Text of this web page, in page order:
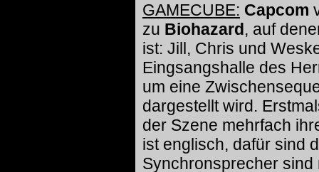
GAMECUBE: Capcom
zu Biohazard, auf
ist: Jill, Chris und
Eingsangshalle des
um eine
dargestellt wird.
der Szene mehrfach
ist englisch, dafür sind
Synchronsprecher